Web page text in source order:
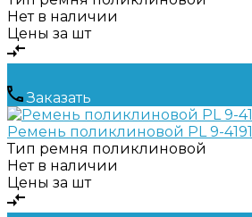
Нет в наличии
Цены за шт
Заказать
Ремень поликлиновой PL 9-4191
Тип ремня поликлиновой
Нет в наличии
Цены за шт